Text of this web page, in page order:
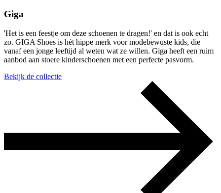
Giga
'Het is een feestje om deze schoenen te dragen!' en dat is ook echt
zo. GIGA Shoes is hét hippe merk voor modebewuste kids, die
vanaf een jonge leeftijd al weten wat ze willen. Giga heeft een ruim
aanbod aan stoere kinderschoenen met een perfecte pasvorm.
Bekijk de collectie